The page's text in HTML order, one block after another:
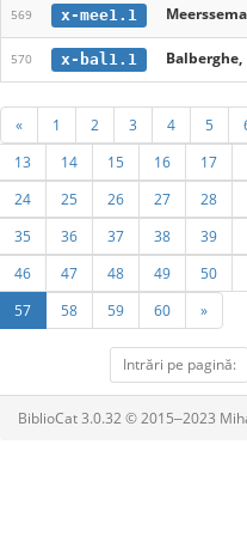
569 x-mee1.1
570 x-bal1.1
« 1 2 3 4 5
13
14 15 16 17
24
25 26 27 28
35
36 37 38 39
46
47 48 49 50
57
58 59 60 »
Intrări pe pagină:
BiblioCat 3.0.32 © 2015‒2023